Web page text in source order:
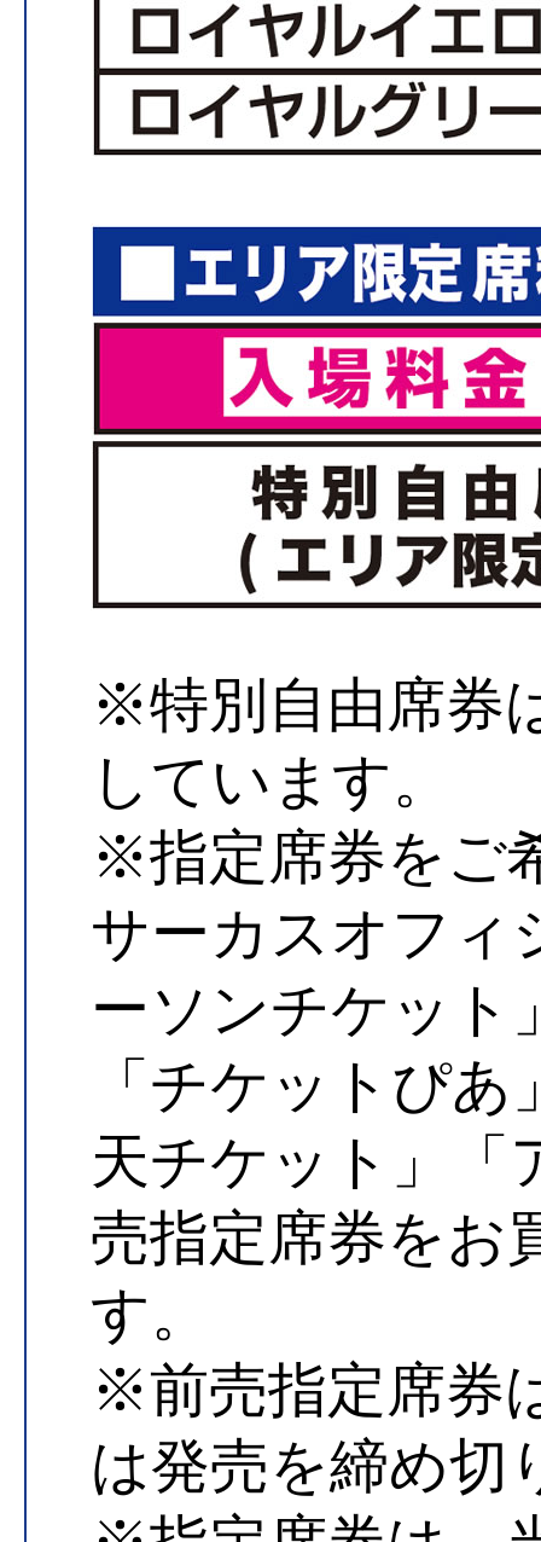
※特別自由席券
しています。
※指定席券をご
サーカスオフィ
ーソンチケット
「チケットぴ
天チケット」「
売指定席券をお
す。
※前売指定席券
は発売を締め切